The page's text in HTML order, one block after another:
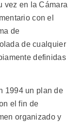
vez en la Cámara
con el
de
de cualquier
definidas
1994 un plan de
el fin de
organizado y